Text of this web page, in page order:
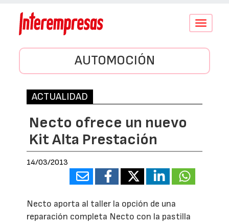
Conmutar
AUTOMOCIÓN
ACTUALIDAD
Necto ofrece un nuevo
Kit Alta Prestación
14/03/2013
Necto aporta al taller la opción de una
reparación completa Necto con la pastilla